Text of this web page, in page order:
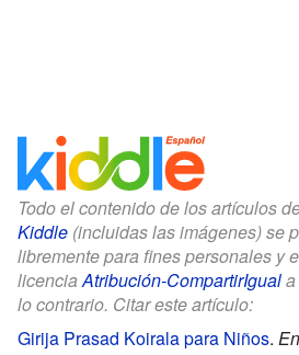
Todo el contenido de los artículos
Kiddle (incluidas las imágenes) se
libremente para fines personales y
licenciaAtribución-CompartirIgual
lo contrario. Citar este artículo:
Girija Prasad Koirala para Niños.